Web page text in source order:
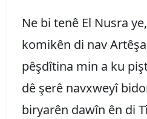
Ne bi tenê El Nusra
komikên di nav
pêşdîtina min a ku
dê şerê navxweyî
biryarên dawîn ên di